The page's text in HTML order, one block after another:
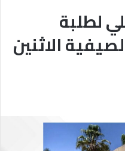
لطلبة
الاثنين